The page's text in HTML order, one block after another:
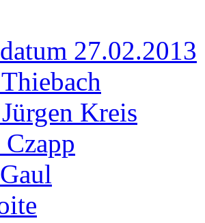
27.02.2013
Kreis